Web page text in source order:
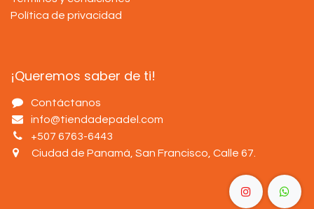
Política de privacidad
¡Queremos saber de ti!
Contáctanos
info@tiendadepadel.com
+507 6763-6443
Ciudad de Panamá, San Francisco, Calle 67.